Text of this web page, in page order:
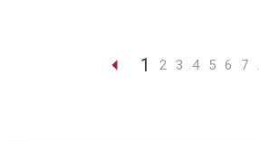
1 2 3 4 5 6 7